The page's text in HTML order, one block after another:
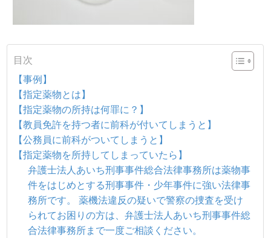
目次
【事例】
【指定薬物とは】
【指定薬物の所持は何罪に？】
【教員免許を持つ者に前科が付いてしまうと】
【公務員に前科がついてしまうと】
【指定薬物を所持してしまっていたら】
弁護士法人あいち刑事事件総合法律事務所は薬物事
件をはじめとする刑事事件・少年事件に強い法律事
務所です。 薬機法違反の疑いで警察の捜査を受け
られてお困りの方は、弁護士法人あいち刑事事件総
合法律事務所まで一度ご相談ください。